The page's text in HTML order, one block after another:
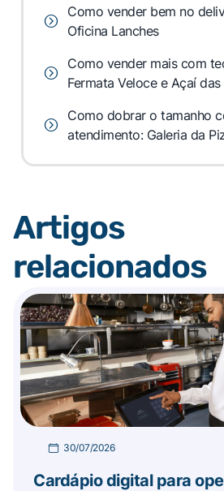
Como vender bem no
Oficina Lanches
Como vender mais com
Fermata Veloce e Açaí
Como dobrar o tamanho
atendimento: Galeria da
Artigos
relacionados
30/07/2026
Cardápio digital para